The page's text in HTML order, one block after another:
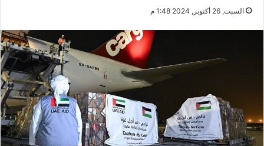
السبت, 26 أكتوبر, 2024 1:48 م